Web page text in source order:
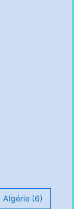
Algérie (6)